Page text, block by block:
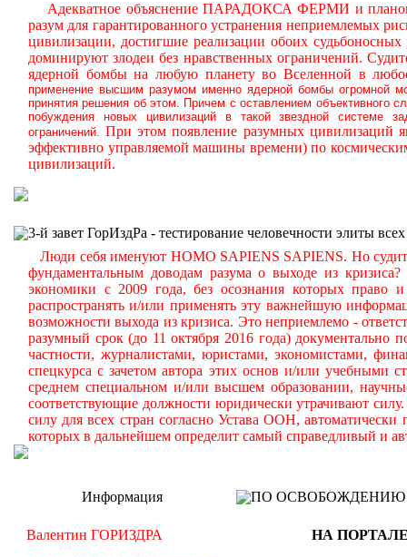
Адекватное объяснение ПАРАДОКСА ФЕРМИ и
разум для гарантированного устранения неприемлемых
цивилизации, достигшие реализации обоих
доминируют злодеи без нравственных ограничений.
ядерной бомбы на любую планету во Вселенной в
применение высшим разумом именно ядерной бомбы огромной
принятия решения об этом. Причем с оставлением объективного
побуждения новых цивилизаций в такой звездной системе
ограничений. При этом появление разумных цивилизаций
эффективно управляемой машины времени) по
цивилизаций.
3-й завет ГорИздРа - тестирование человечности элиты
Люди себя именуют HOMO SAPIENS SAPIENS. Но
фундаментальным доводам разума о выходе из
экономики с 2009 года, без осознания которых право
распространять и/или применять эту важнейшую
возможности выхода из кризиса. Это неприемлемо -
разумный срок (до 11 октября 2016 года)
частности, журналистами, юристами, экономистами,
спецкурса с зачетом автора этих основ и/или
среднем специальном и/или высшем образовании,
соответствующие должности юридически утрачивают
силу для всех стран согласно Устава ООН,
которых в дальнейшем определит самый справедливый и
Информация
Валентин ГОРИЗДРА
ПО ОСВОБОЖДЕНИЮ
НА ПОРТАЛЕ